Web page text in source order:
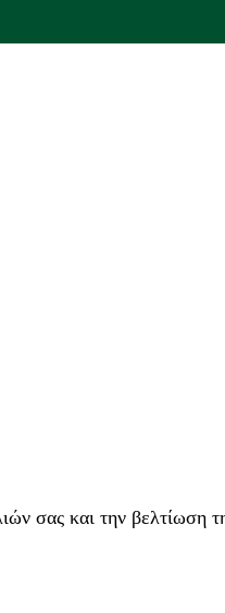
σας και την βελτίωση